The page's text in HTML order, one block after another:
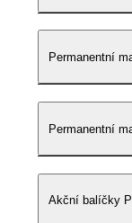
Permanentní
Permanentní
Akční balíčky